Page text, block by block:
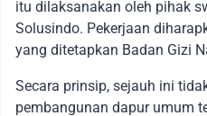
itu dilaksanakan oleh pihak
Solusindo. Pekerjaan
yang ditetapkan Badan Gizi
Secara prinsip, sejauh ini
pembangunan dapur umum